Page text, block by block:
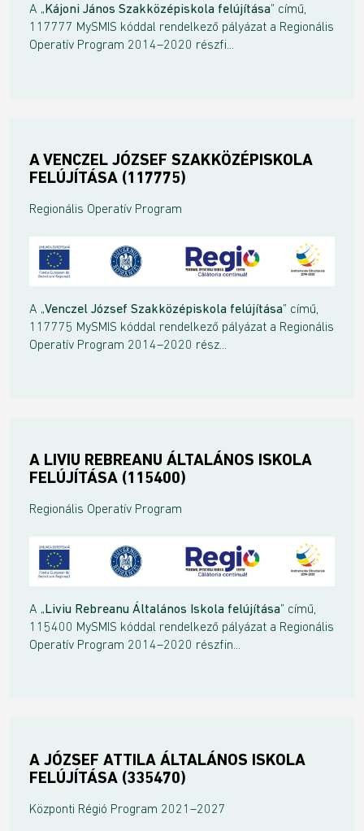
A „Kájoni János Szakközépiskola felújítása” című,
117777 MySMIS kóddal rendelkező pályázat a Regionális
Operatív Program 2014–2020 részfi...
A VENCZEL JÓZSEF SZAKKÖZÉPISKOLA
FELÚJÍTÁSA (117775)
Regionális Operatív Program
A „Venczel József Szakközépiskola felújítása” című,
117775 MySMIS kóddal rendelkező pályázat a Regionális
Operatív Program 2014–2020 rész...
A LIVIU REBREANU ÁLTALÁNOS ISKOLA
FELÚJÍTÁSA (115400)
Regionális Operatív Program
A „ Liviu Rebreanu Általános Iskola felújítása” című,
115400 MySMIS kóddal rendelkező pályázat a Regionális
Operatív Program 2014–2020 részfin...
A JÓZSEF ATTILA ÁLTALÁNOS ISKOLA
FELÚJÍTÁSA (335470)
Központi Régió Program 2021–2027